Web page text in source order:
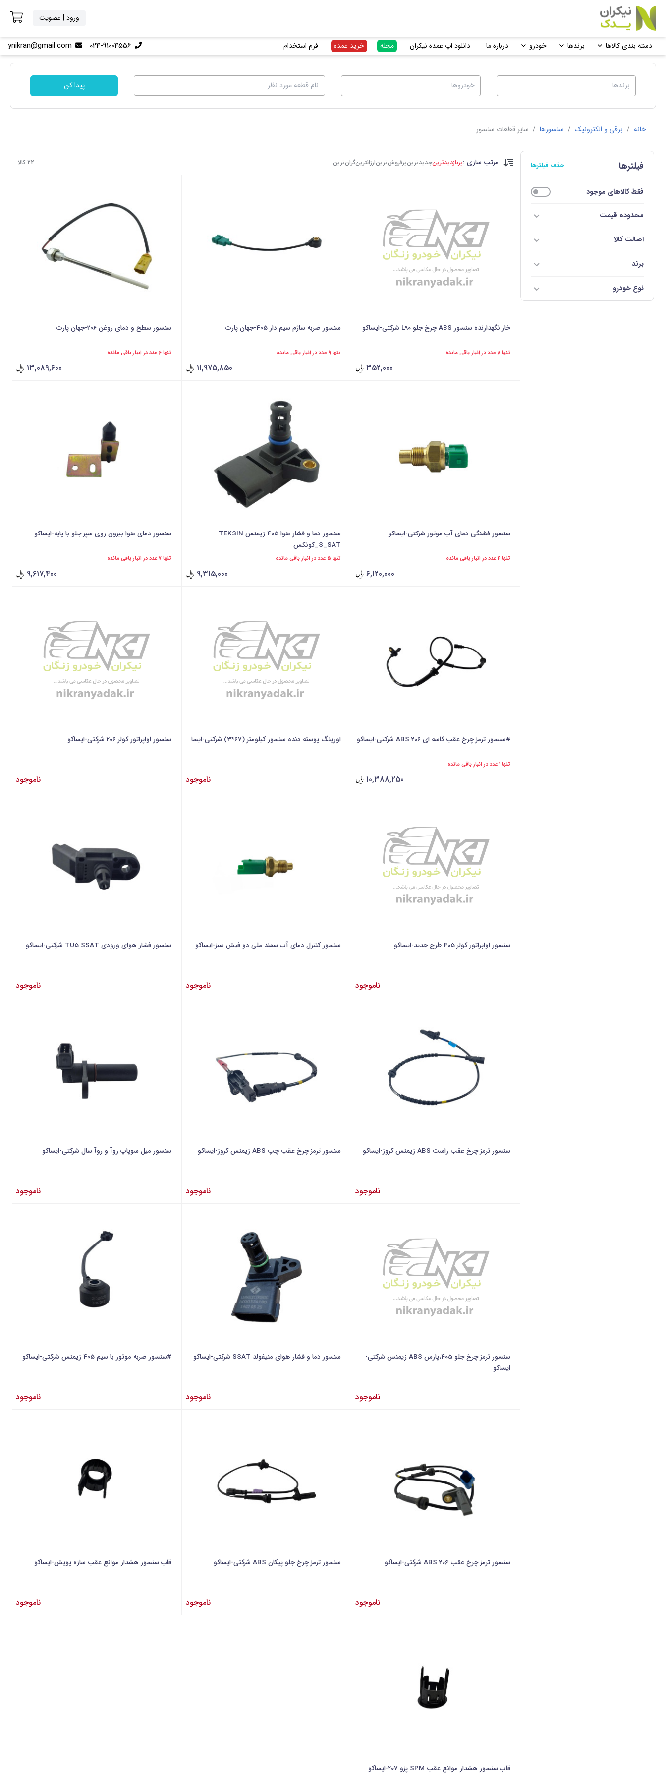
ورود | عضویت
دسته بندی کالاها برندها خودرو درباره ما دانلود اپ عمده نیکران مجله خرید عمده فرم استخدام 024-91004556
ynikran@gmail.com
پیدا کن
خانه / برقی و الکترونیک / سنسورها / سایر قطعات سنسور
فیلترها حذف فیلترها
فقط کالاهای موجود
محدوده قیمت
اصالت کالا
برند
نوع خودرو
مرتب سازی :پربازدیدترینجدیدترینپرفروش‌ترینارزانترینگرا‌ن‌ترین 22 کالا
خار نگهدارنده سنسور ABS چرخ جلو L90 شرکتی-ایساکو
تنها 8 عدد در انبار باقی مانده
352,000
سنسور ضربه ساژم سیم دار 405-جهان پارت
تنها 9 عدد در انبار باقی مانده
11,975,850
سنسور سطح و دمای روغن 206-جهان پارت
تنها 6 عدد در انبار باقی مانده
13,089,600
سنسور فشنگی دمای آب موتور شرکتی-ایساکو
تنها 4 عدد در انبار باقی مانده
6,120,000
سنسور دما و فشار هوا 405 زیمنس TEKSIN
S_SAT_کونکس
تنها 5 عدد در انبار باقی مانده
9,315,000
سنسور دمای هوا بیرون روی سپر جلو با پایه-ایساکو
تنها 7 عدد در انبار باقی مانده
9,617,400
#سنسور ترمز چرخ عقب کاسه ای 206 ABS شرکتی-ایساکو
تنها 1 عدد در انبار باقی مانده
10,388,250
اورینگ پوسته دنده سنسور کیلومتر (67*3) شرکتی-ایسا
ناموجود
سنسور اواپراتور کولر 206 شرکتی-ایساکو
ناموجود
سنسور اواپراتور کولر 405 طرح جدید-ایساکو
ناموجود
سنسور کنترل دمای آب سمند ملی دو فیش سبز-ایساکو
ناموجود
سنسور فشار هوای ورودی TU5 SSAT شرکتی-ایساکو
ناموجود
سنسور ترمز چرخ عقب راست ABS زیمنس کروز-ایساکو
ناموجود
سنسور ترمز چرخ عقب چپ ABS زیمنس کروز-ایساکو
ناموجود
سنسور میل سوپاپ روآ و روآ سال شرکتی-ایساکو
ناموجود
سنسور ترمز چرخ جلو 405،پارس ABS زیمنس شرکتی-
ایساکو
ناموجود
سنسور دما و فشار هوای منیفولد SSAT شرکتی-ایساکو
ناموجود
#سنسور ضربه موتور با سیم 405 زیمنس شرکتی-ایساکو
ناموجود
سنسور ترمز چرخ عقب 206 ABS شرکتی-ایساکو
ناموجود
سنسور ترمز چرخ جلو پیکان ABS شرکتی-ایساکو
ناموجود
قاب سنسور هشدار موانع عقب سازه پویش-ایساکو
ناموجود
قاب سنسور هشدار موانع عقب SPM پزو 207-ایساکو